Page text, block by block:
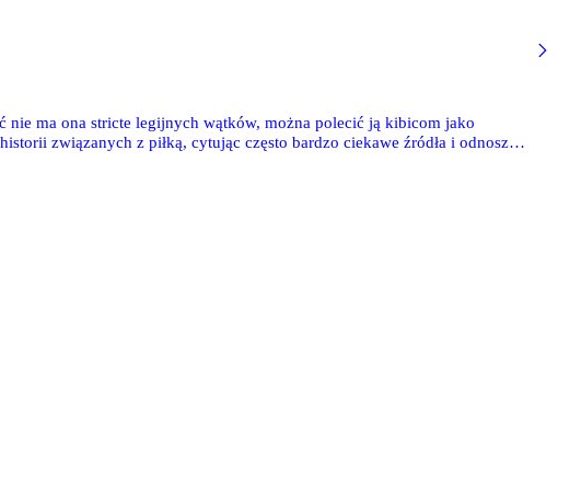
nie ma ona stricte legijnych wątków, można polecić ją kibicom jako
związanych z piłką, cytując często bardzo ciekawe źródła i odnosząc